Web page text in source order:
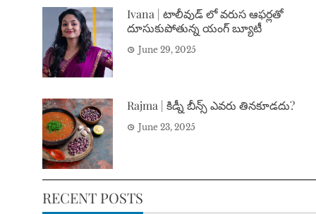
Ivana | టాలీవుడ్ లో వరుస ఆఫర్లతో
దూసుకుపోతున్న యంగ్ బ్యూటీ
June 29, 2025
Rajma | కిడ్నీ బీన్స్ ఎవరు తినకూడదు?
June 23, 2025
RECENT POSTS